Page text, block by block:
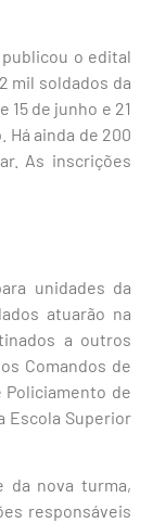
publicou o edital
mil soldados da
de junho e 21
Há ainda de 200
As inscrições
unidades da
atuarão na
a outros
Comandos de
Policiamento de
Escola Superior
da nova turma,
responsáveis